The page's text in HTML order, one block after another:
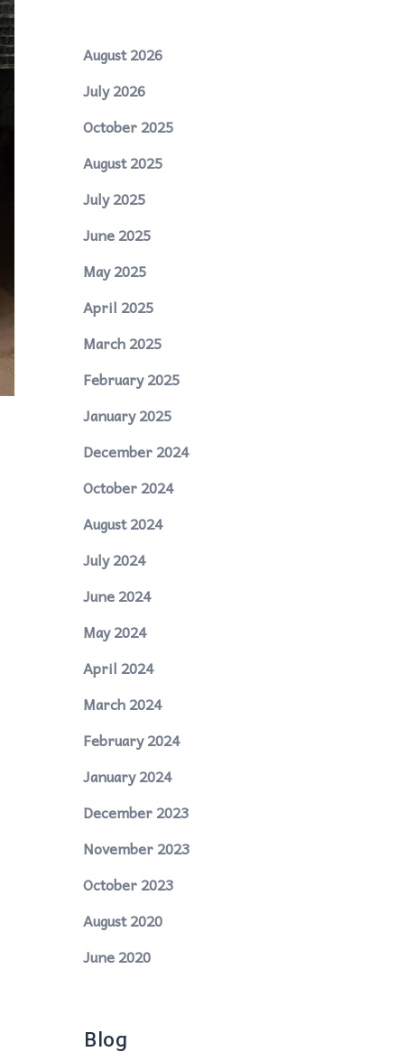
August 2026
July 2026
October 2025
August 2025
July 2025
June 2025
May 2025
April 2025
March 2025
February 2025
January 2025
December 2024
October 2024
August 2024
July 2024
June 2024
May 2024
April 2024
March 2024
February 2024
January 2024
December 2023
November 2023
October 2023
August 2020
June 2020
Blog